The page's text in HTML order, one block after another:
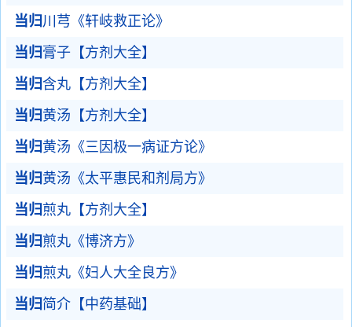
当归 川芎《轩岐救正论》
当归 膏子【方剂大全】
当归含丸【方剂大全】
当归 黄汤【方剂大全】
当归 黄汤《三因极一病证方论》
当归 黄汤《太平惠民和剂局方》
当归 煎丸【方剂大全】
当归 煎丸《博济方》
当归 煎丸《妇人大全良方》
当归 简介【中药基础】